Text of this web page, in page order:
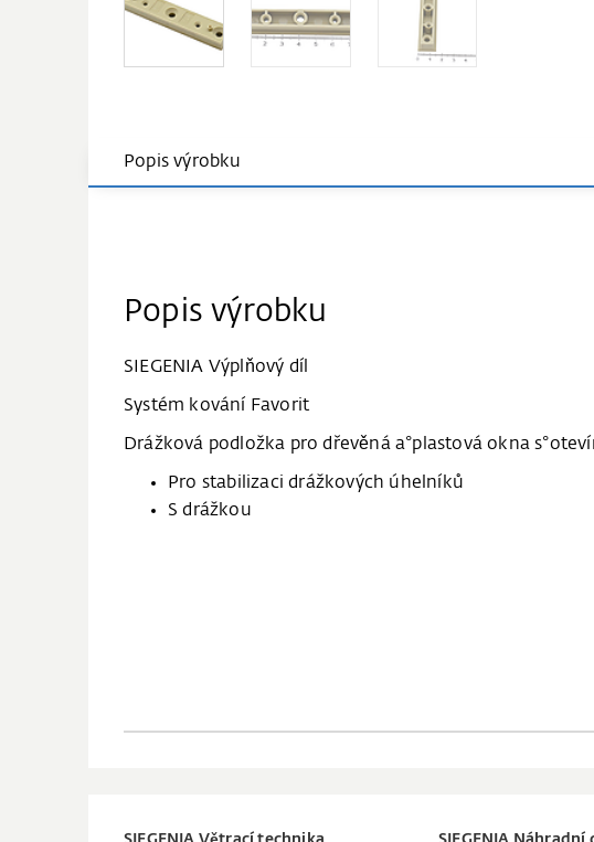
Popis výrobku
Popis výrobku
SIEGENIA Výplňový díl
Systém kování Favorit
Drážková podložka pro dřevěná a°plastová okna
Pro stabilizaci drážkových úhelníků
S drážkou